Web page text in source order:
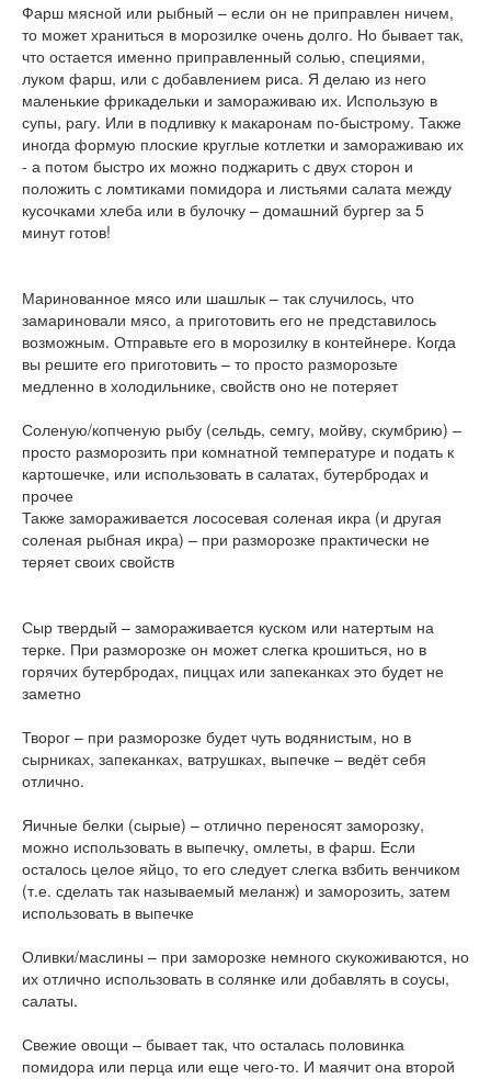
Фарш мясной или рыбный – если он не приправлен ничем,
то может храниться в морозилке очень долго. Но бывает так,
что остается именно приправленный солью, специями,
луком фарш, или с добавлением риса. Я делаю из него
маленькие фрикадельки и замораживаю их. Использую в
супы, рагу. Или в подливку к макаронам по-быстрому. Также
иногда формую плоские круглые котлетки и замораживаю их
- а потом быстро их можно поджарить с двух сторон и
положить с ломтиками помидора и листьями салата между
кусочками хлеба или в булочку – домашний бургер за 5
минут готов!
Маринованное мясо или шашлык – так случилось, что
замариновали мясо, а приготовить его не представилось
возможным. Отправьте его в морозилку в контейнере. Когда
вы решите его приготовить – то просто разморозьте
медленно в холодильнике, свойств оно не потеряет
Соленую/копченую рыбу (сельдь, семгу, мойву, скумбрию) –
просто разморозить при комнатной температуре и подать к
картошечке, или использовать в салатах, бутербродах и
прочее
Также замораживается лососевая соленая икра (и другая
соленая рыбная икра) – при разморозке практически не
теряет своих свойств
Сыр твердый – замораживается куском или натертым на
терке. При разморозке он может слегка крошиться, но в
горячих бутербродах, пиццах или запеканках это будет не
заметно
Творог – при разморозке будет чуть водянистым, но в
сырниках, запеканках, ватрушках, выпечке – ведёт себя
отлично.
Яичные белки (сырые) – отлично переносят заморозку,
можно использовать в выпечку, омлеты, в фарш. Если
осталось целое яйцо, то его следует слегка взбить венчиком
(т.е. сделать так называемый меланж) и заморозить, затем
использовать в выпечке
Оливки/маслины – при заморозке немного скукоживаются, но
их отлично использовать в солянке или добавлять в соусы,
салаты.
Свежие овощи – бывает так, что осталась половинка
помидора или перца или еще чего-то. И маячит она второй